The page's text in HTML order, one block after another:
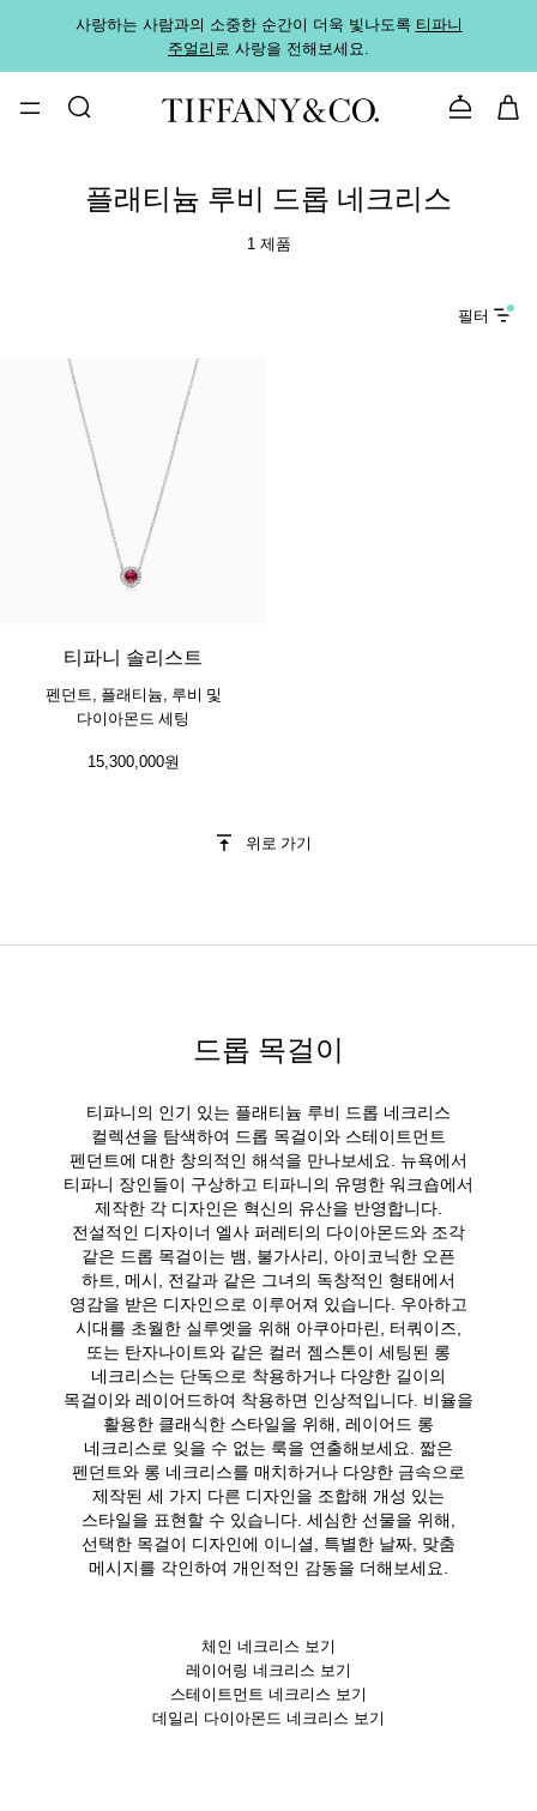
사랑하는 사람과의 소중한 순간이 더욱 빛나도록 티파니
주얼리로 사랑을 전해보세요.
문의하기
플래티늄 루비 드롭 네크리스
1 제품
필터
티파니 솔리스트
펜던트, 플래티늄, 루비 및
다이아몬드 세팅
15,300,000원
위로 가기
드롭 목걸이
티파니의 인기 있는 플래티늄 루비 드롭 네크리스
컬렉션을 탐색하여 드롭 목걸이와 스테이트먼트
펜던트에 대한 창의적인 해석을 만나보세요. 뉴욕에서
티파니 장인들이 구상하고 티파니의 유명한 워크숍에서
제작한 각 디자인은 혁신의 유산을 반영합니다.
전설적인 디자이너 엘사 퍼레티의 다이아몬드와 조각
같은 드롭 목걸이는 뱀, 불가사리, 아이코닉한 오픈
하트, 메시, 전갈과 같은 그녀의 독창적인 형태에서
영감을 받은 디자인으로 이루어져 있습니다. 우아하고
시대를 초월한 실루엣을 위해 아쿠아마린, 터쿼이즈,
또는 탄자나이트와 같은 컬러 젬스톤이 세팅된 롱
네크리스는 단독으로 착용하거나 다양한 길이의
목걸이와 레이어드하여 착용하면 인상적입니다. 비율을
활용한 클래식한 스타일을 위해, 레이어드 롱
네크리스로 잊을 수 없는 룩을 연출해보세요. 짧은
펜던트와 롱 네크리스를 매치하거나 다양한 금속으로
제작된 세 가지 다른 디자인을 조합해 개성 있는
스타일을 표현할 수 있습니다. 세심한 선물을 위해,
선택한 목걸이 디자인에 이니셜, 특별한 날짜, 맞춤
메시지를 각인하여 개인적인 감동을 더해보세요.
체인 네크리스 보기
레이어링 네크리스 보기
스테이트먼트 네크리스 보기
데일리 다이아몬드 네크리스 보기